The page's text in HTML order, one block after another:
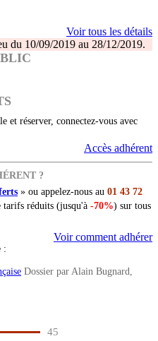
Voir tous les détails
du 10/09/2019 au 28/12/2019.
et réserver, connectez-vous avec
Accès adhérent
?
» ou appelez-nous au 01 43 72
réduits (jusqu'à -70%) sur tous
Voir comment adhérer
:
Dossier par Alain Bugnard,
45